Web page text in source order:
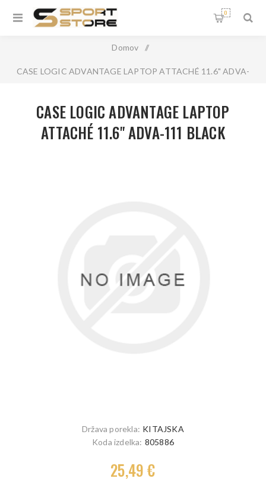
0
Domov /
CASE LOGIC ADVANTAGE LAPTOP ATTACHÉ 11.6" ADVA-
Država porekla: KITAJSKA
CASE LOGIC ADVANTAGE LAPTOP
ATTACHÉ 11.6" ADVA-111 BLACK
Koda izdelka: 805886
25,49 €